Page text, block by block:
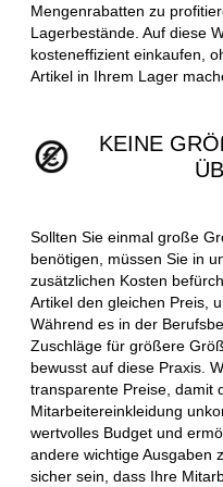
Mengenrabatten zu
Lagerbestände. Auf diese
kosteneffizient einkaufen,
Artikel in Ihrem Lager
KEINE
Sollten Sie einmal große
benötigen, müssen Sie in
zusätzlichen Kosten
Artikel den gleichen Preis,
Während es in der
Zuschläge für größere
bewusst auf diese Praxis.
transparente Preise, damit
Mitarbeitereinkleidung
wertvolles Budget und
andere wichtige Ausgaben
sicher sein, dass Ihre